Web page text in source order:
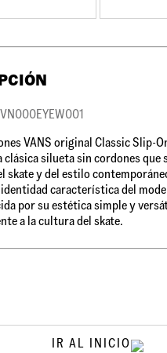
VANS original Classic Slip-
clásica silueta sin cordones que
skate y del estilo
característica del
por su estética simple y
a la cultura del skate.
IR AL INICIO